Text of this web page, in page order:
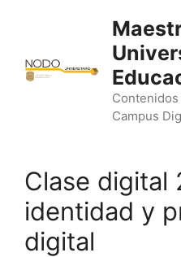
Contenidos
Campus
Clase digital
identidad y
digital